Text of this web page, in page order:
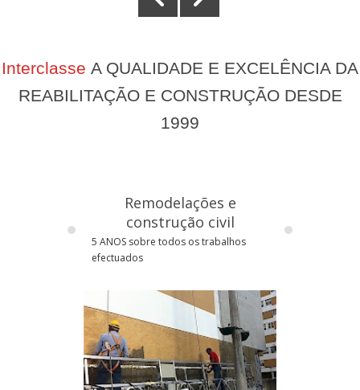
Interclasse A QUALIDADE E EXCELÊNCIA DA
REABILITAÇÃO E CONSTRUÇÃO DESDE
1999
Remodelações e
construção civil
5 ANOS sobre todos os trabalhos
efectuados